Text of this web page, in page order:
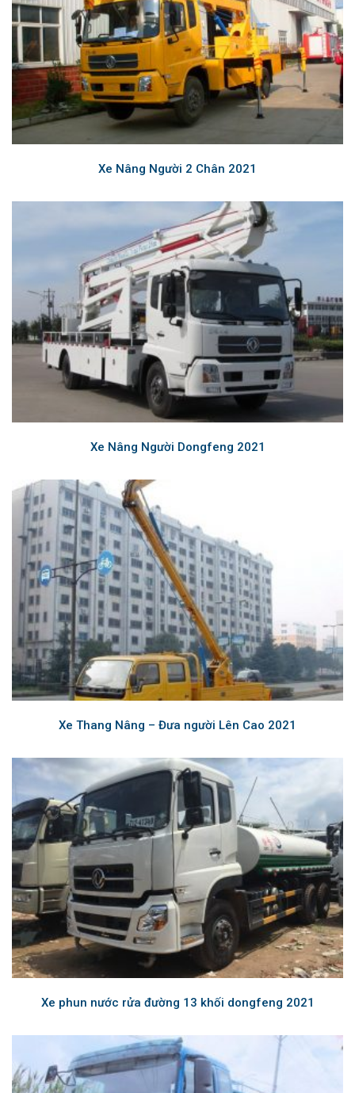
Xe Nâng Người 2 Chân 2021
Xe Nâng Người Dongfeng 2021
Xe Thang Nâng – Đưa người Lên Cao 2021
Xe phun nước rửa đường 13 khối dongfeng 2021